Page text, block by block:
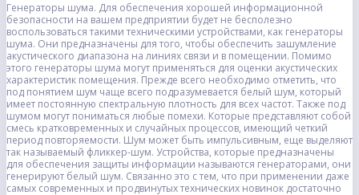
Генераторы шума. Для обеспечения хорошей информационной
безопасности на вашем предприятии будет не бесполезно
воспользоваться такими техническими устройствами, как генераторы
шума. Они предназначены для того, чтобы обеспечить зашумление
акустического диапазона на линиях связи и в помещении. Помимо
этого генераторы шума могут применяться для оценки акустических
характеристик помещения. Прежде всего необходимо отметить, что
под понятием шум чаще всего подразумевается белый шум, который
имеет постоянную спектральную плотность для всех частот. Также под
шумом могут пониматься любые помехи. Которые представляют собой
смесь кратковременных и случайных процессов, имеющий четкий
период повторяемости. Шум может быть импульсивным, еще выделяют
так называемый фликкер-шум. Устройства, которые предназначены
для обеспечения защиты информации называются генераторами, они
генерируют белый шум. Связанно это с тем, что при применении даже
самых современных и продвинутых технических новинок достаточно